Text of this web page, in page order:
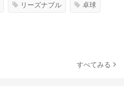
リーズナブル 卓球
すべてみる